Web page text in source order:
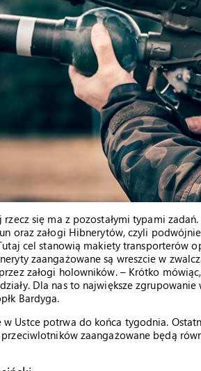
rzecz się ma z pozostałymi typami
oraz załogi Hibnerytów, czyli
cel stanowią makiety transporterów
zaangażowane są wreszcie w
załogi holowników. – Krótko
Dla nas to największe
Bardyga.
Ustce potrwa do końca tygodnia.
zaangażowane będą